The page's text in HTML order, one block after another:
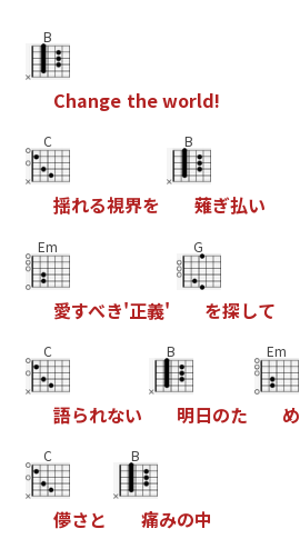
B
Change theworld!
C
揺れる視界を
B
薙ぎ払い
Em
愛すべき'正義'
G
を探して
C
語られない
B
明日のた
Em
め
C
儚さと
B
痛みの中